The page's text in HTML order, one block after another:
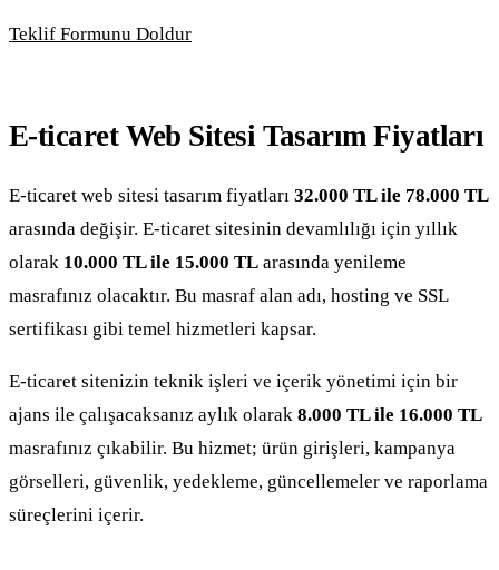
Teklif Formunu Doldur
E-ticaret Web Sitesi Tasarım Fiyatları
E-ticaret web sitesi tasarım fiyatları 32.000 TL ile 78.000 TL
arasında değişir. E-ticaret sitesinin devamlılığı için yıllık
olarak 10.000 TL ile 15.000 TL arasında yenileme
masrafınız olacaktır. Bu masraf alan adı, hosting ve SSL
sertifikası gibi temel hizmetleri kapsar.
E-ticaret sitenizin teknik işleri ve içerik yönetimi için bir
ajans ile çalışacaksanız aylık olarak 8.000 TL ile 16.000 TL
masrafınız çıkabilir. Bu hizmet; ürün girişleri, kampanya
görselleri, güvenlik, yedekleme, güncellemeler ve raporlama
süreçlerini içerir.